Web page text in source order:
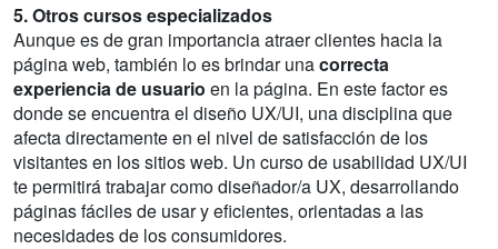
5. Otros cursos especializados
Aunque es de gran importancia atraer clientes hacia la
página web, también lo es brindar unacorrecta
experiencia de usuario en la página. En este factor es
donde se encuentra el diseño UX/UI, una disciplina que
afecta directamente en el nivel de satisfacción de los
visitantes en los sitios web. Un curso de usabilidad UX/UI
te permitirá trabajar como diseñador/a UX, desarrollando
páginas fáciles de usar y eficientes, orientadas a las
necesidades de los consumidores.